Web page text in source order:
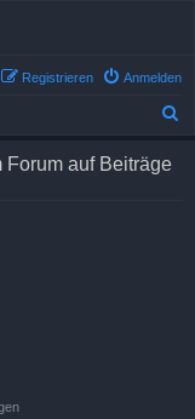
Anmelden
Registrieren
Forum auf Beiträge